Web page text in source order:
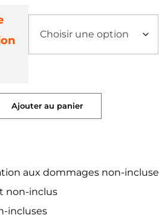
Ajouter au panier
aux dommages non-incluse
non-inclus
incluses